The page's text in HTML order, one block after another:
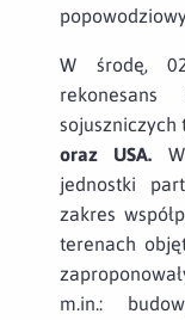
W środę,
sojuszniczych
oraz USA.
jednostki
zakres
terenach
m.in.: